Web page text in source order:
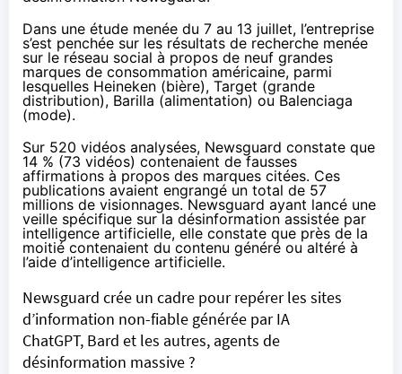
Dans une étude menée du 7 au 13 juillet, l’entreprise
s’est penchée sur les résultats de recherche menée
sur le réseau social à propos de neuf grandes
marques de consommation américaine, parmi
lesquelles Heineken (bière), Target (grande
distribution), Barilla (alimentation) ou Balenciaga
(mode).
Sur 520 vidéos analysées, Newsguard constate que
14 % (73 vidéos) contenaient de fausses
affirmations à propos des marques citées. Ces
publications avaient engrangé un total de 57
millions de visionnages. Newsguard ayant lancé une
veille spécifique sur la désinformation assistée par
intelligence artificielle, elle constate que près de la
moitié contenaient du contenu généré ou altéré à
l’aide d’intelligence artificielle.
Newsguard crée un cadre pour repérer les sites
d’information non-fiable générée par IA
ChatGPT, Bard et les autres, agents de
désinformation massive ?